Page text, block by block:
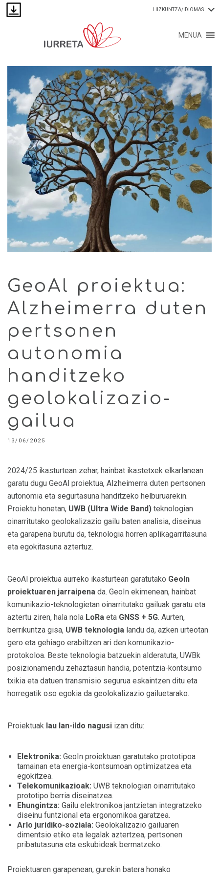
HIZKUNTZA/IDIOMAS
MENUA
GeoAl proiektua:
Alzheimerra duten
pertsonen
autonomia
handitzeko
geolokalizazio-
gailua
13/06/2025
2024/25 ikasturtean zehar, hainbat ikastetxek elkarlanean
garatu dugu GeoAl proiektua, Alzheimerra duten pertsonen
autonomia eta segurtasuna handitzeko helburuarekin.
Proiektu honetan, UWB (Ultra Wide Band) teknologian
oinarritutako geolokalizazio gailu baten analisia, diseinua
eta garapena burutu da, teknologia horren aplikagarritasuna
eta egokitasuna aztertuz.
GeoAl proiektua aurreko ikasturtean garatutako GeoIn
proiektuaren jarraipena da. GeoIn ekimenean, hainbat
komunikazio-teknologietan oinarritutako gailuak garatu eta
aztertu ziren, hala nola LoRa eta GNSS + 5G. Aurten,
berrikuntza gisa, UWB teknologia landu da, azken urteotan
gero eta gehiago erabiltzen ari den komunikazio-
protokoloa. Beste teknologia batzuekin alderatuta, UWBk
posizionamendu zehaztasun handia, potentzia-kontsumo
txikia eta datuen transmisio segurua eskaintzen ditu eta
horregatik oso egokia da geolokalizazio gailuetarako.
Proiektuak lau lan-ildo nagusi izan ditu:
Elektronika: GeoIn proiektuan garatutako prototipoa
tamainan eta energia-kontsumoan optimizatzea eta
egokitzea.
Telekomunikazioak: UWB teknologian oinarritutako
prototipo berria diseinatzea.
Ehungintza: Gailu elektronikoa jantzietan integratzeko
diseinu funtzional eta ergonomikoa garatzea.
Arlo juridiko-soziala: Geolokalizazio gailuaren
dimentsio etiko eta legalak aztertzea, pertsonen
pribatutasuna eta eskubideak bermatzeko.
Proiektuaren garapenean, gurekin batera honako